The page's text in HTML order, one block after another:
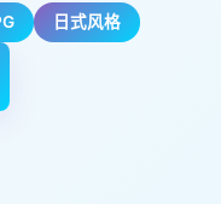
日式风格